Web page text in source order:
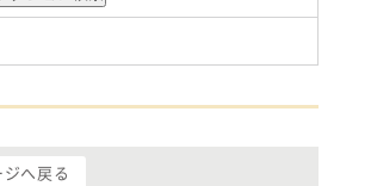
へ戻る